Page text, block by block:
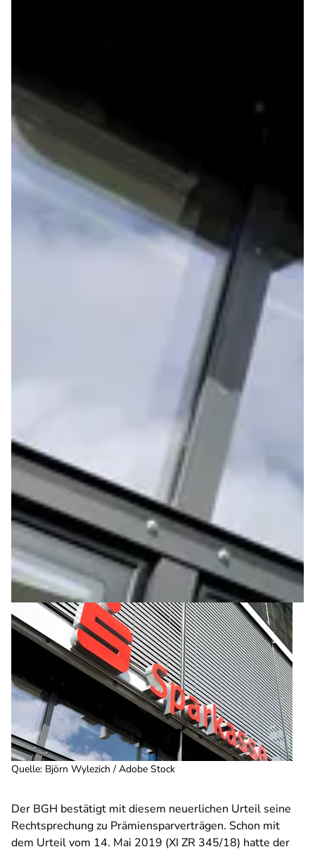
Quelle: Björn Wylezich / Adobe Stock
Der BGH bestätigt mit diesem neuerlichen Urteil seine
Rechtsprechung zu Prämiensparverträgen. Schon mit
dem Urteil vom 14. Mai 2019 (XI ZR 345/18) hatte der